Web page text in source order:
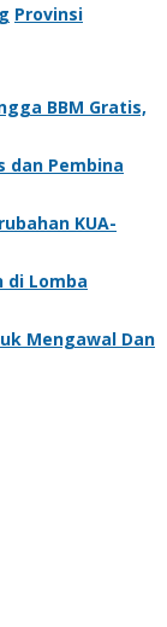
Provinsi
BBM Gratis,
dan Pembina
KUA-
di Lomba
Mengawal Dan